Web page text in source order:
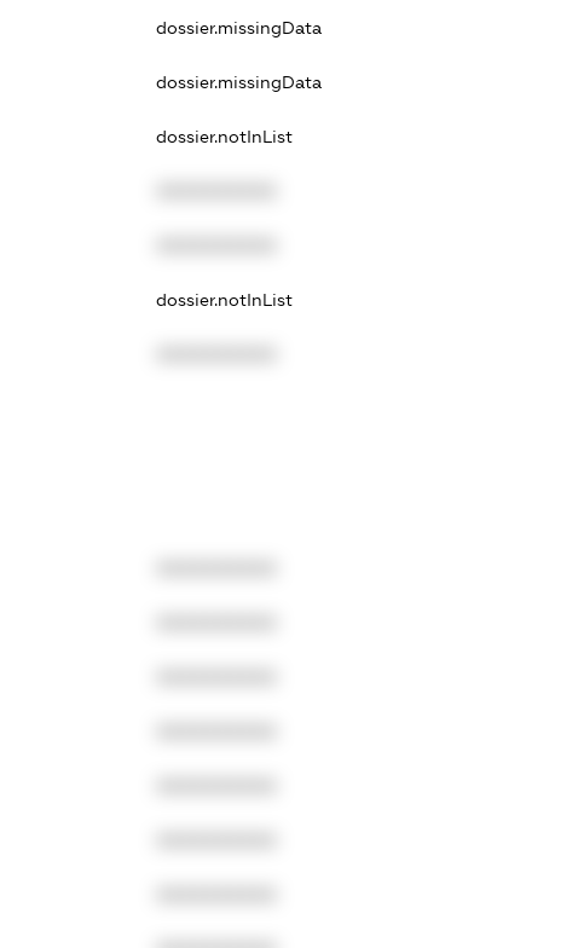
dossier.missingData
dossier.missingData
dossier.notInList
dossier.notInList